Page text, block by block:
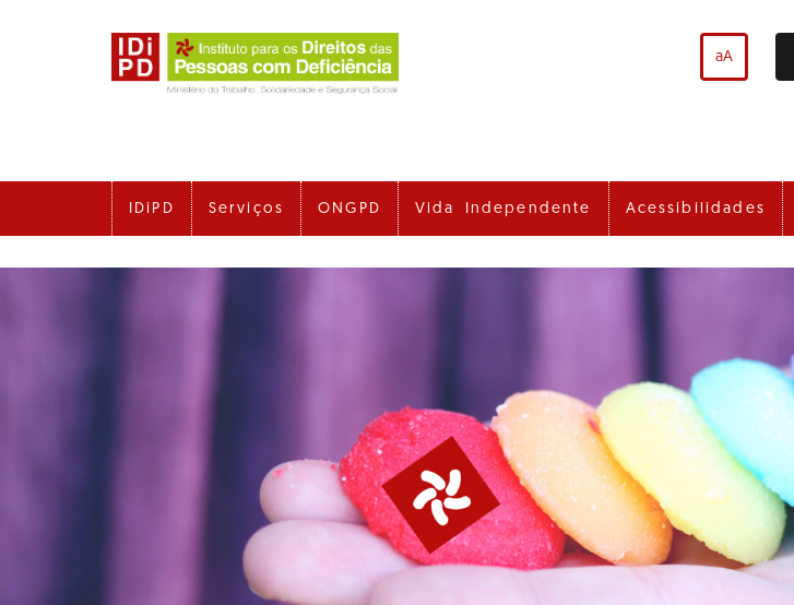
aA
IDiPD Serviços ONGPD Vida Independente Acessibilidades